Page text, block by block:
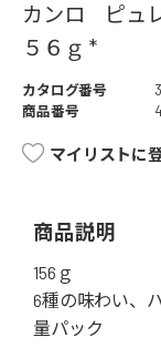
カンロ ピュ
５６ｇ *
カタログ番号
商品番号
マイリストに
商品説明
156ｇ
6種の味わい、
量パック